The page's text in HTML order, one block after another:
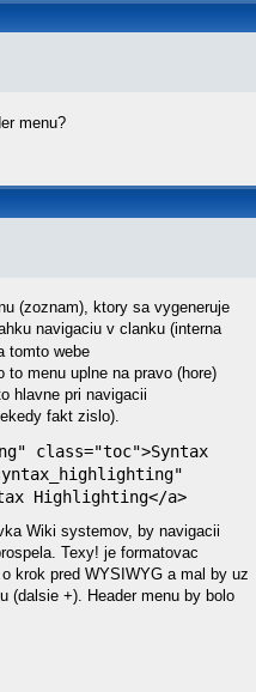
menu?
(zoznam), ktory sa vygeneruje
navigaciu v clanku (interna
tomto webe
to menu uplne na pravo (hore)
hlavne pri navigacii
fakt zislo).
class="toc">Syntax
Highlighting</a>
Wiki systemov, by navigacii
Texy! je formatovac
krok pred WYSIWYG a mal by uz
(dalsie +). Header menu by bolo